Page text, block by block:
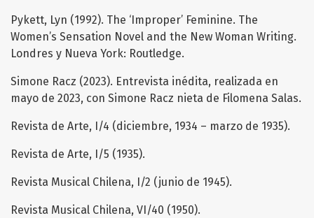
Pykett, Lyn (1992). The ‘Improper’ Feminine. The
Women’s Sensation Novel and the New Woman Writing.
Londres y Nueva York: Routledge.
Simone Racz (2023). Entrevista inédita, realizada en
mayo de 2023, con Simone Racz nieta de Filomena Salas.
Revista de Arte, I/4 (diciembre, 1934 – marzo de 1935).
Revista de Arte, I/5 (1935).
Revista Musical Chilena, I/2 (junio de 1945).
Revista Musical Chilena, VI/40 (1950).